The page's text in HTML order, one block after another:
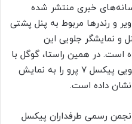
خبری منتشر شده
و رندرها مربوط به پنل پشتی
و نمایشگر جلویی این
است. در همین راستا، گوگل با
انتشار یک تصویر تبلیغاتی پنل جلویی پیکسل ۷ پرو را به نمایش
نشان داده است.
رسمی طرفداران پیکسل